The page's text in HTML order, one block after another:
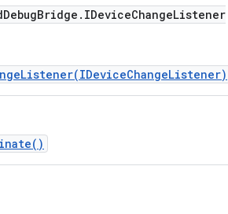
DebugBridge . IDeviceChangeListener